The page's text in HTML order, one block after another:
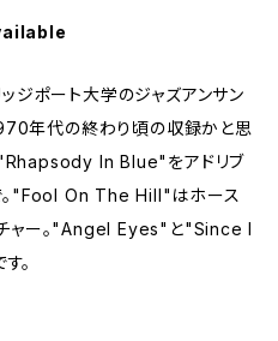
ジポート大学のジャズアンサン
年代の終わり頃の収録かと思
In Blue"をアドリブ
。"Fool On The Hill"はホース
ャー。"Angel Eyes"と"Since I
。